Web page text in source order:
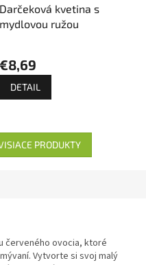
Darčeková kvetina s
mydlovou ružou
€8,69
DETAIL
PRODUKTY
červeného ovocia, ktoré
Vytvorte si svoj malý